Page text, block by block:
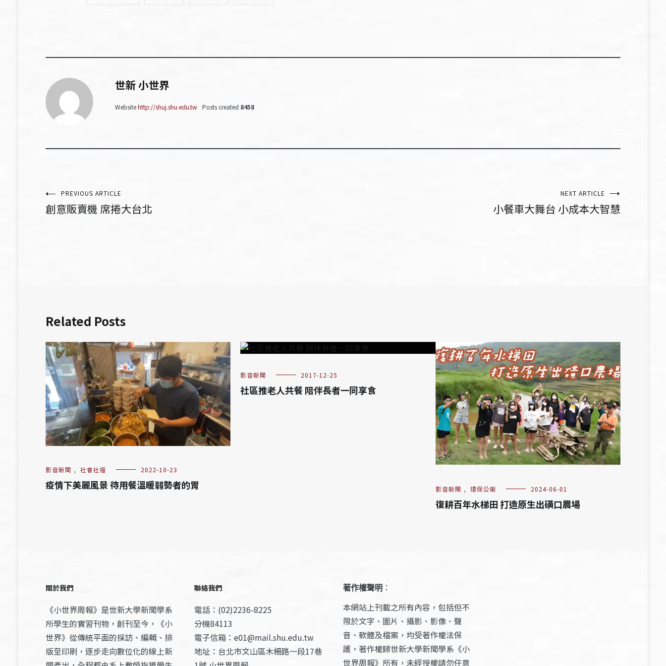
世新 小世界
Websitehttp://shuj.shu.edu.tw Posts created 8458
文PREVIOUS ARTICLE
創意販賣機 席捲大台北
NEXT ARTICLE
小餐車大舞台 小成本大智慧
Related Posts
影音新聞 , 社會社福 2022-10-23
疫情下美麗風景 待用餐溫暖弱勢者的胃
影音新聞 2017-12-25
社區推老人共餐 陪伴長者一同享食
影音新聞 , 環保公衛 2024-06-01
復耕百年水梯田 打造原生出磺口農場
關於我們
《小世界周報》是世新大學新聞學系
所學生的實習刊物，創刊至今，《小
世界》從傳統平面的採訪、編輯、排
版至印刷，逐步走向數位化的線上新
聯絡我們
電話：(02)2236-8225
分機84113
電子信箱：e01@mail.shu.edu.tw
地址：台北市文山區木柵路一段17巷
著作權聲明 ：
本網站上刊載之所有內容，包括但不
限於文字、圖片、攝影、影像、聲
音、軟體及檔案，均受著作權法保
護，著作權歸世新大學新聞學系《小
世界周報》所有，未經授權請勿任意